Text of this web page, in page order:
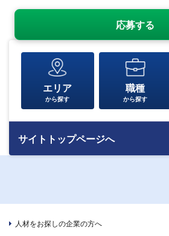
応募する
エリア
から探す
職種
から探す
サイトトップページへ
人材をお探しの企業の方へ